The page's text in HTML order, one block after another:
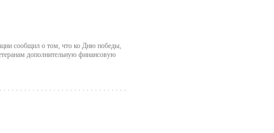
сообщил о том, что ко Дню победы,
дополнительную финансовую